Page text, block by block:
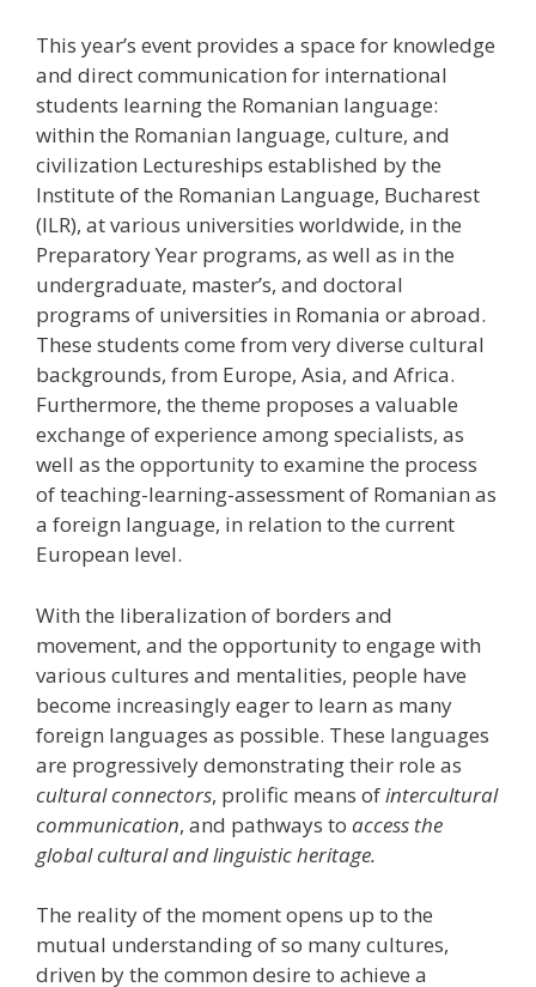
This year’s event provides a space for knowledge
and direct communication for international
students learning the Romanian language:
within the Romanian language, culture, and
civilization Lectureships established by the
Institute of the Romanian Language, Bucharest
(ILR), at various universities worldwide, in the
Preparatory Year programs, as well as in the
undergraduate, master’s, and doctoral
programs of universities in Romania or abroad.
These students come from very diverse cultural
backgrounds, from Europe, Asia, and Africa.
Furthermore, the theme proposes a valuable
exchange of experience among specialists, as
well as the opportunity to examine the process
of teaching-learning-assessment of Romanian as
a foreign language, in relation to the current
European level.
With the liberalization of borders and
movement, and the opportunity to engage with
various cultures and mentalities, people have
become increasingly eager to learn as many
foreign languages as possible. These languages
are progressively demonstrating their role as
cultural connectors, prolific means ofintercultural
communication, and pathways to access the
global cultural and linguistic heritage.
The reality of the moment opens up to the
mutual understanding of so many cultures,
driven by the common desire to achieve a